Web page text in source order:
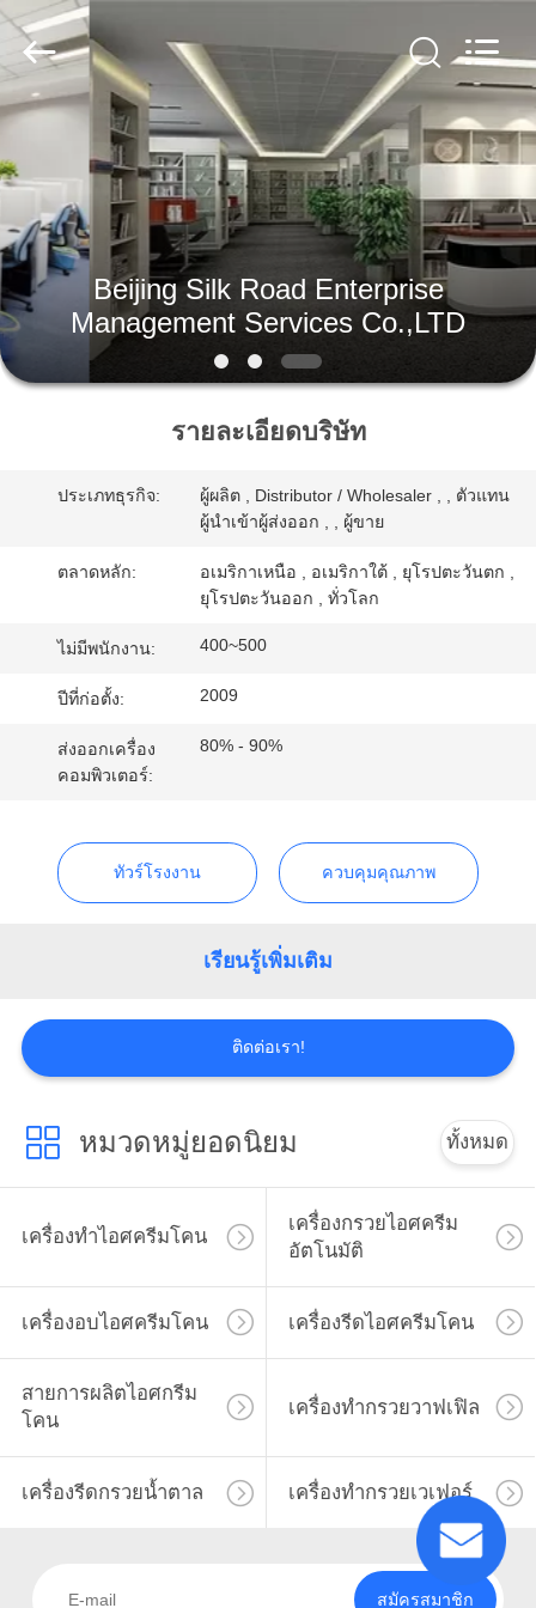
ผลิตภัณฑ์
เกี่ยว
กับ
โรงงาน
ควบคุม
คุณภาพ
เสนอ
ราคา
PRIVACY
POLICY
Beijing
Silk
Road
Enterprise
Management
Services
Co.,LTD.
All
Beijing Silk Road Enterprise
Management Services Co.,LTD
รายละเอียดบริษัท
ประเภทธุรกิจ:
ผู้ผลิต , Distributor / Wholesaler , , ตัวแทน
ผู้นำเข้าผู้ส่งออก , , ผู้ขาย
ตลาดหลัก:
อเมริกาเหนือ , อเมริกาใต้ , ยุโรปตะวันตก ,
ยุโรปตะวันออก , ทั่วโลก
ไม่มีพนักงาน: 400~500
ปีที่ก่อตั้ง: 2009
ส่งออกเครื่อง
คอมพิวเตอร์:
80% - 90%
ทัวร์โรงงาน ควบคุมคุณภาพ
เรียนรู้เพิ่มเติม
ติดต่อเรา!
หมวดหมู่ยอดนิยม ทั้งหมด
เครื่องทำไอศครีมโคน
เครื่องกรวยไอศครีม
อัตโนมัติ
เครื่องอบไอศครีมโคน เครื่องรีดไอศครีมโคน
สายการผลิตไอศกรีม
โคน
เครื่องทำกรวยวาฟเฟิล
เครื่องรีดกรวยน้ำตาล เครื่องทำกรวยเวเฟอร์
สมัครสมาชิก